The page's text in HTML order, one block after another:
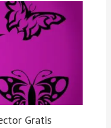
Gratis